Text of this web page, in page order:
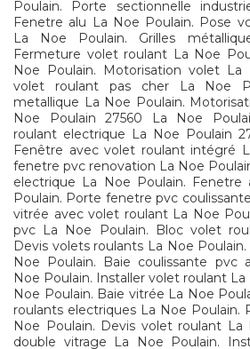
Poulain. Porte sectionnelle
Fenetre alu La Noe Poulain. Pose
La Noe Poulain. Grilles
Fermeture volet roulant La Noe
Noe Poulain. Motorisation volet La
volet roulant pas cher La Noe
metallique La Noe Poulain.
Noe Poulain 27560 La Noe
roulant electrique La Noe Poulain
Fenêtre avec volet roulant intégré
fenetre pvc renovation La Noe
electrique La Noe Poulain.
Poulain. Porte fenetre pvc
vitrée avec volet roulant La Noe
pvc La Noe Poulain. Bloc volet
Devis volets roulants La Noe
Noe Poulain. Baie coulissante pvc
Noe Poulain. Installer volet roulant La
Noe Poulain. Baie vitrée La Noe
roulants electriques La Noe Poulain.
Noe Poulain. Devis volet roulant La
double vitrage La Noe Poulain.